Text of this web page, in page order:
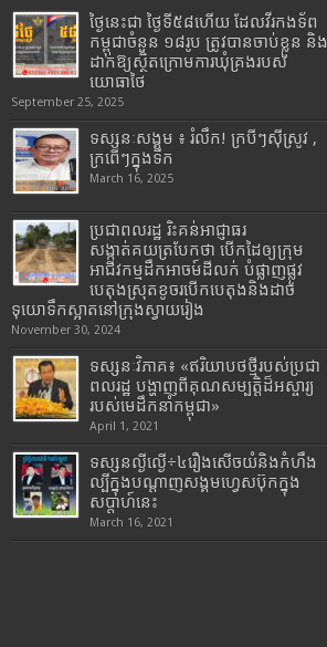
ថ្ងៃនេះជា ថ្ងៃទី៥៨ហើយ ដែលវីរកងទ័ព
កម្ពុជាចំនួន ១៨រូប ត្រូវបានចាប់ខ្លួន និង
ដាក់ឱ្យស្ថិតក្រោមការឃុំគ្រងរបស់
យោធាថៃ
September 25, 2025
ទស្សនៈសង្គម ៖ រំលឹក! ក្របីៗស៊ីស្រូវ ,
ក្រពើៗក្នុងទឹក
March 16, 2025
ប្រជាពលរដ្ឋ រិះគន់អាជ្ញាធរ
សង្កាត់គយត្របែកថា បើកដៃឲ្យក្រុម
អាជីវកម្មដឹកអាចម៍ដីលក់ បំផ្លាញផ្លូវ
បេតុងស្រុតខូចរបើកបេតុងនិងដាច់
ទុយោទឹកស្អាតនៅក្រុងស្វាយរៀង
November 30, 2024
ទស្សនៈវិភាគ៖ «ឥរិយាបថថ្មីរបស់ប្រជា
ពលរដ្ឋ បង្ហាញពីគុណសម្បត្តិដ៏អស្ចារ្យ
របស់មេដឹកនាំកម្ពុជា»
April 1, 2021
ទស្សនល្ងីល្ងើ÷៤រឿងសើចយំនិងកំហឹង
ល្បីក្នុងបណ្តាញសង្គមហ្វេសប៊ុកក្នុង
សប្តាហ៍នេះ
March 16, 2021